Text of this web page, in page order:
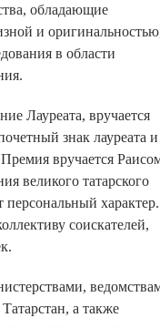
обладающие
и
в области
Лауреата, вручается
знак лауреата и
вручается
великого татарского
характер.
соискателей,
а также